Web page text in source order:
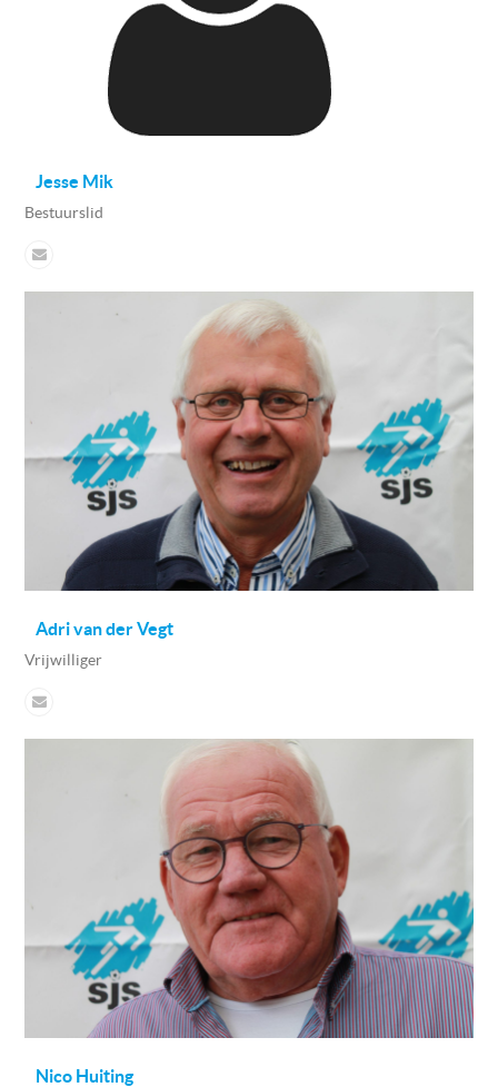
Jesse Mik
Bestuurslid
Adri van der Vegt
Vrijwilliger
Nico Huiting